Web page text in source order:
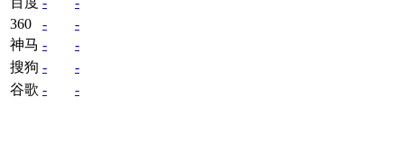
360
-
-
神马 -
-
搜狗 -
-
谷歌 - -